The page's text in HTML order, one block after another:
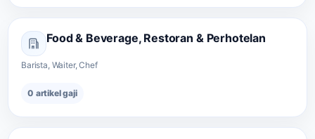
Food & Beverage, Restoran & Perhotelan
Barista, Waiter, Chef
0 artikel gaji